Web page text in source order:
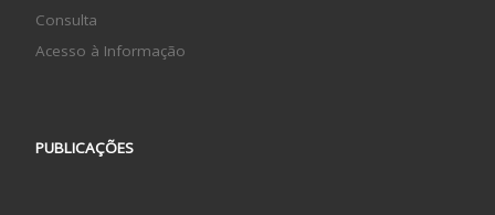
Consulta
Acesso à Informação
PUBLICAÇÕES